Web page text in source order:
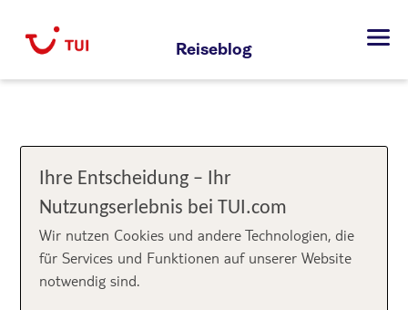
Inhalt
springen
Reiseblog
Ihre Entscheidung – Ihr
Nutzungserlebnis bei TUI.com
Wir nutzen Cookies und andere Technologien, die
für Services und Funktionen auf unserer Website
notwendig sind.